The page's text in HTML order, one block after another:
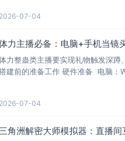
2026-07-04
力主播必备：电脑+手机当镜
力整蛊类主播要实现礼物触发深蹲
2026-07-04
角洲解密大师模拟器：直播间